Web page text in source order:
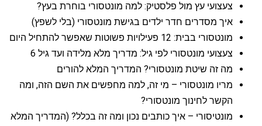
צעצועי עץ מול פלסטיק: למה מונטסורי בוחרת בעץ?
איך מסדרים חדר ילדים בגישת מונטסורי (בלי לשפץ)
מונטסורי בבית: 12 פעילויות פשוטות שאפשר להתחיל היום
צעצועי מונטסורי לפי גיל: מדריך מלא מלידה ועד גיל 6
מה זה שיטת מונטסורי? המדריך המלא להורים
מריו מונטסורי – מי זה, למה מחפשים את השם הזה, ומה
הקשר לחינוך מונטסורי?
מונטיסורי – איך כותבים נכון ומה זה בכלל? (המדריך המלא